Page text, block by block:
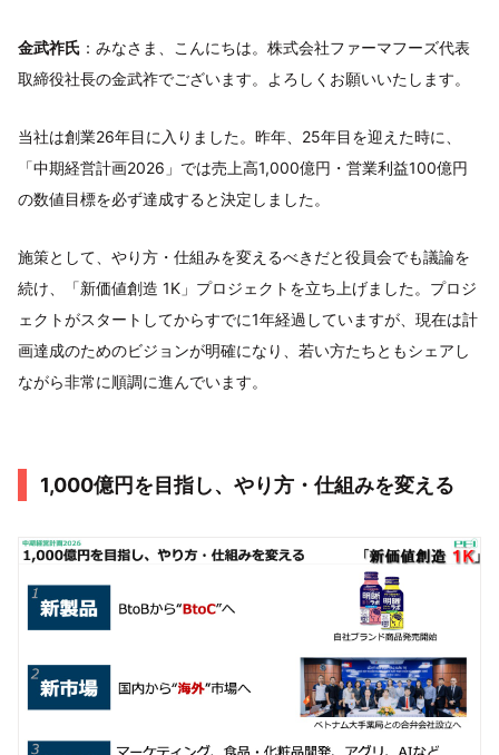
金武祚氏 ：みなさま、こんにちは。株式会社ファーマフーズ代表
取締役社長の金武祚でございます。よろしくお願いいたします。
当社は創業26年目に入りました。昨年、25年目を迎えた時に、
「中期経営計画2026」では売上高1,000億円・営業利益100億円
の数値目標を必ず達成すると決定しました。
施策として、やり方・仕組みを変えるべきだと役員会でも議論を
続け、「新価値創造 1K」プロジェクトを立ち上げました。プロジ
ェクトがスタートしてからすでに1年経過していますが、現在は計
画達成のためのビジョンが明確になり、若い方たちともシェアし
ながら非常に順調に進んでいます。
1,000億円を目指し、やり方・仕組みを変える